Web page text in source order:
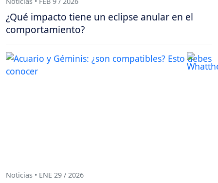
¿Qué impacto tiene un eclipse anular en el
comportamiento?
Noticias • ENE 29 / 2026